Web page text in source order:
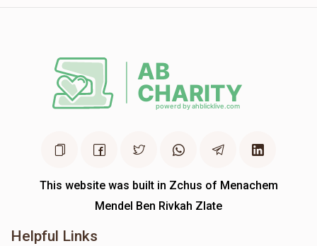
This website was built in Zchus of Menachem
Mendel Ben Rivkah Zlate
Helpful Links